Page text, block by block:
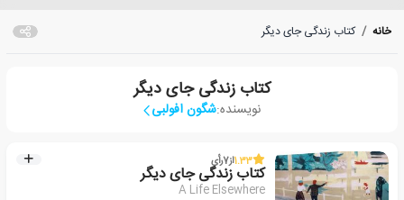
خانه / کتاب زندگی جای دیگر
کتاب زندگی جای دیگر
نویسنده:شگون افولبی
1.33از7رأی
کتاب زندگی جای دیگر
A Life Elsewhere